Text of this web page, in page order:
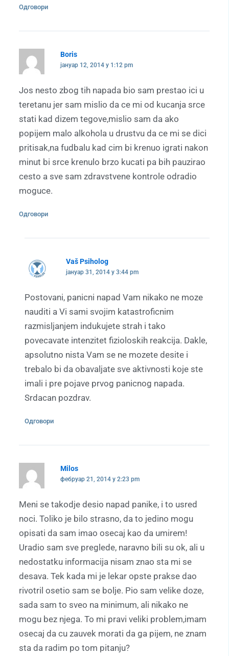
Одговори
Boris
јануар 12, 2014 у 1:12 pm
Jos nesto zbog tih napada bio sam prestao ici u
teretanu jer sam mislio da ce mi od kucanja srce
stati kad dizem tegove,mislio sam da ako
popijem malo alkohola u drustvu da ce mi se dici
pritisak,na fudbalu kad cim bi krenuo igrati nakon
minut bi srce krenulo brzo kucati pa bih pauzirao
cesto a sve sam zdravstvene kontrole odradio
moguce.
Одговори
Vaš Psiholog
јануар 31, 2014 у 3:44 pm
Postovani, panicni napad Vam nikako ne moze
nauditi a Vi sami svojim katastroficnim
razmisljanjem indukujete strah i tako
povecavate intenzitet fizioloskih reakcija. Dakle,
apsolutno nista Vam se ne mozete desite i
trebalo bi da obavaljate sve aktivnosti koje ste
imali i pre pojave prvog panicnog napada.
Srdacan pozdrav.
Одговори
Milos
фебруар 21, 2014 у 2:23 pm
Meni se takodje desio napad panike, i to usred
noci. Toliko je bilo strasno, da to jedino mogu
opisati da sam imao osecaj kao da umirem!
Uradio sam sve preglede, naravno bili su ok, ali u
nedostatku informacija nisam znao sta mi se
desava. Tek kada mi je lekar opste prakse dao
rivotril osetio sam se bolje. Pio sam velike doze,
sada sam to sveo na minimum, ali nikako ne
mogu bez njega. To mi pravi veliki problem,imam
osecaj da cu zauvek morati da ga pijem, ne znam
sta da radim po tom pitanju?